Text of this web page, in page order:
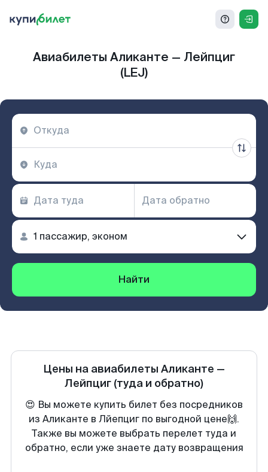
Авиабилеты Аликанте — Лейпциг
(LEJ)
Найти
Цены на авиабилеты Аликанте —
Лейпциг (туда и обратно)
😍 Вы можете купить билет без посредников
из Аликанте в Лйепциг по выгодной цене🙌.
Также вы можете выбрать перелет туда и
обратно, если уже знаете дату возвращения